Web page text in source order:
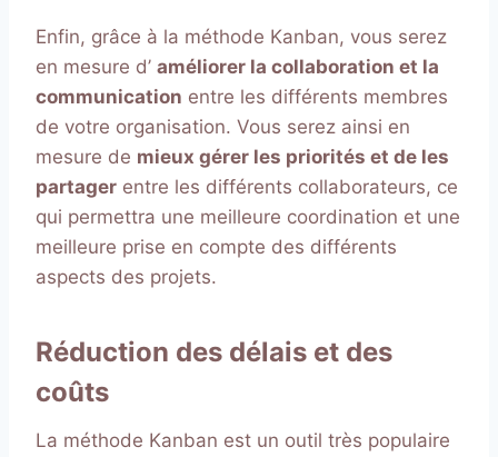
Enfin, grâce à la méthode Kanban, vous serez
en mesure d’ améliorer la collaboration et la
communication entre les différents membres
de votre organisation. Vous serez ainsi en
mesure de mieux gérer les priorités et de les
partager entre les différents collaborateurs, ce
qui permettra une meilleure coordination et une
meilleure prise en compte des différents
aspects des projets.
Réduction des délais et des
coûts
La méthode Kanban est un outil très populaire